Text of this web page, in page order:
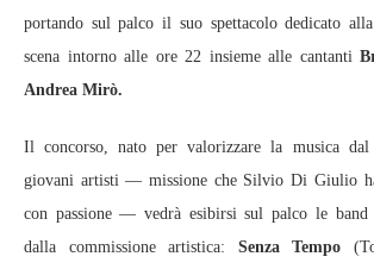
portando sul palco il suo spettacolo dedicato
scena intorno alle ore 22 insieme alle cantanti
Andrea Mirò.
Il concorso, nato per valorizzare la musica
giovani artisti — missione che Silvio Di Giulio
con passione — vedrà esibirsi sul palco le band
dalla commissione artistica: Senza Tempo